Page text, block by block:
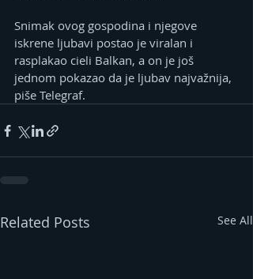
Snimak ovog gospodina i njegove
iskrene ljubavi postao je viralan i
rasplakao cieli Balkan, a on je još
jednom pokazao da je ljubav najvažnija,
piše Telegraf.
Related Posts See All